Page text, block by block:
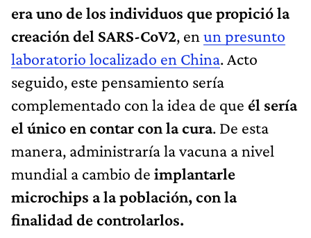
era uno de los individuos que propició la
creación del SARS-CoV2, en un presunto
laboratorio localizado en China. Acto
seguido, este pensamiento sería
complementado con la idea de que él sería
el único en contar con la cura. De esta
manera, administraría la vacuna a nivel
mundial a cambio de implantarle
microchips a la población, con la
finalidad de controlarlos.